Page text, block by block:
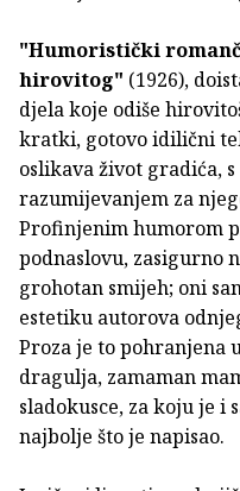
"Humoristički
hirovitog" (1926),
djela koje odiše
kratki, gotovo idilični
oslikava život gradića,
razumijevanjem za
Profinjenim humorom
podnaslovu, zasigurno
grohotan smijeh; oni
estetiku autorova
Proza je to
dragulja, zamaman
sladokusce, za koju je i
najbolje što je napisao.